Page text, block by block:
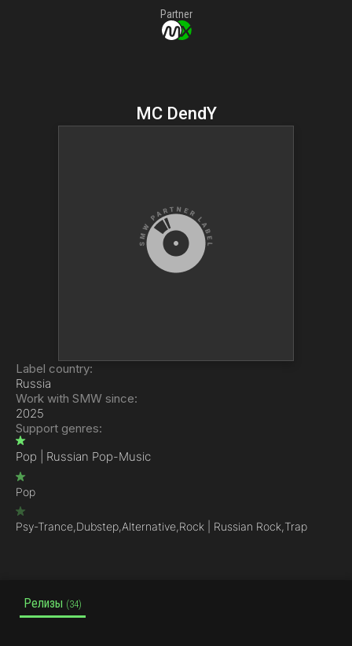
Partner
MC DendY
Label country:
Russia
Work with SMW since:
2025
Support genres:
Pop | Russian Pop-Music
Pop
Psy-Trance,Dubstep,Alternative,Rock | Russian Rock,Trap
Релизы (34)